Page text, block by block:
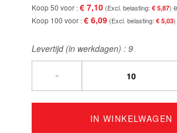
Koop 50 voor € 7,10 € 5,87
Koop 100 voor € 6,09 € 5,03
Levertijd (in werkdagen) : 9
-
IN WINKELWAGEN